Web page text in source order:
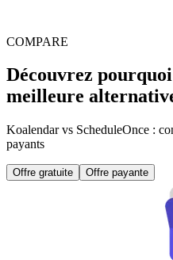
COMPARE
Découvrez
meilleure
Koalendar vs ScheduleOnce :
payants
Offre gratuite Offre payante